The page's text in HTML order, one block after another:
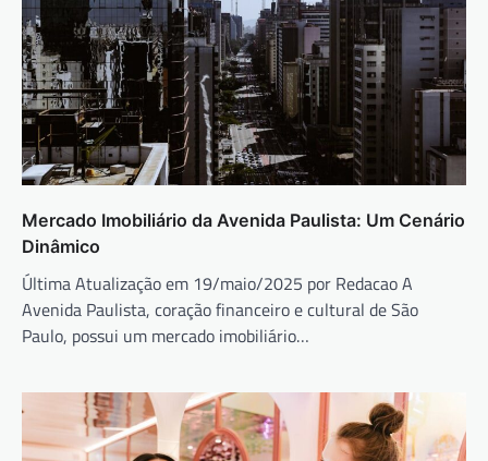
Mercado Imobiliário da Avenida Paulista: Um Cenário
Dinâmico
Última Atualização em 19/maio/2025 por Redacao A
Avenida Paulista, coração financeiro e cultural de São
Paulo, possui um mercado imobiliário…